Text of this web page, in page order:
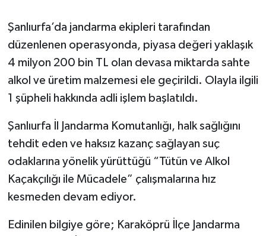
Şanlıurfa’da jandarma ekipleri tarafından
düzenlenen operasyonda, piyasa değeri yaklaşık
4 milyon 200 bin TL olan devasa miktarda sahte
alkol ve üretim malzemesi ele geçirildi. Olayla ilgili
1 şüpheli hakkında adli işlem başlatıldı.
​Şanlıurfa İl Jandarma Komutanlığı, halk sağlığını
tehdit eden ve haksız kazanç sağlayan suç
odaklarına yönelik yürüttüğü “Tütün ve Alkol
Kaçakçılığı ile Mücadele” çalışmalarına hız
kesmeden devam ediyor.
​Edinilen bilgiye göre; Karaköprü İlçe Jandarma